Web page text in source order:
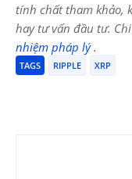
tính chất tham khảo,
hay tư vấn đầu tư.
nhiệm pháp lý.
TAGS RIPPLE XRP